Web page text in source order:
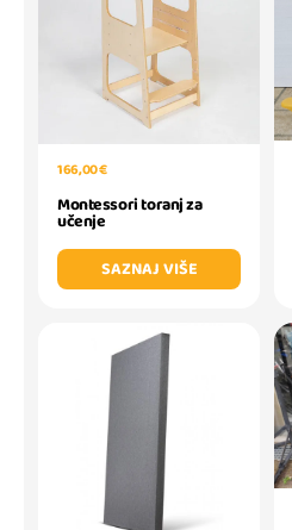
166,00 €
Montessori toranj za
učenje
SAZNAJ VIŠE